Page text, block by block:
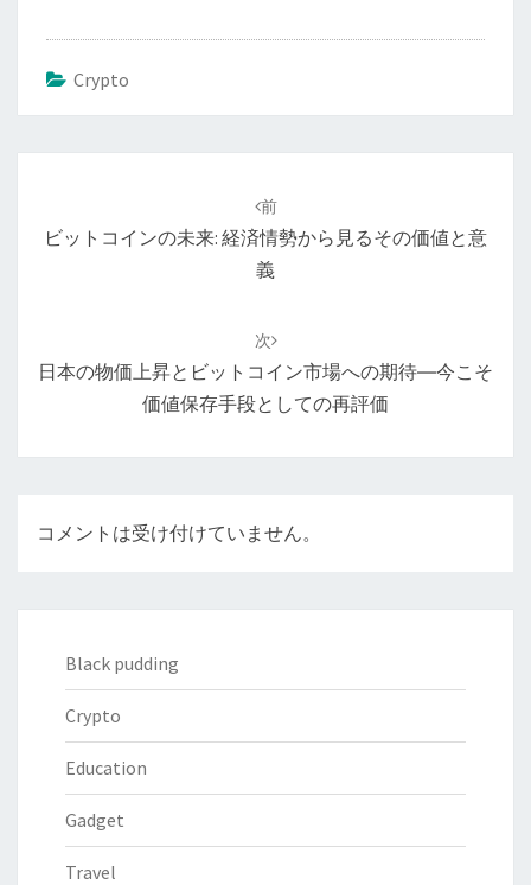
Crypto
ョ
前
ビットコインの未来: 経済情勢から見るその価値と意
義
次
日本の物価上昇とビットコイン市場への期待―今こそ
価値保存手段としての再評価
コメントは受け付けていません。
Black pudding
Crypto
Education
Gadget
Travel